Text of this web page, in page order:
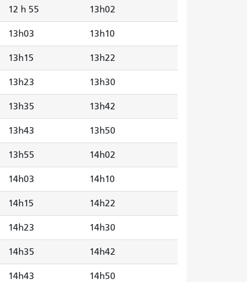
12 h 55 13h02
13h03 13h10
13h15 13h22
13h23 13h30
13h35 13h42
13h43 13h50
13h55 14h02
14h03 14h10
14h15 14h22
14h23 14h30
14h35 14h42
14h43 14h50